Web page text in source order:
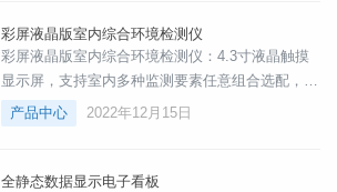
监测。②、气象观测要素的配置方式可以根据景区
实际情况进行灵和配置，同时为了满足景区实时监
测的需要，还需配备显示【LED显示大屏幕】等设
备。③、提供云服务及APP客户端，提供二次开发
彩屏液晶版室内综合环境检测仪
彩屏液晶版室内综合环境检测仪：4.3寸液晶触摸
显示屏，支持室内多种监测要素任意组合选配，最
多可同时选配15种要素。支持RS485、4G网络、
WiFi网络、RJ45网口等多种通讯上传数据方式。
【pm2.5/pm10】【TVOC】【光照强度】等要素
产品中心 2022年12月15日
全静态数据显示电子看板